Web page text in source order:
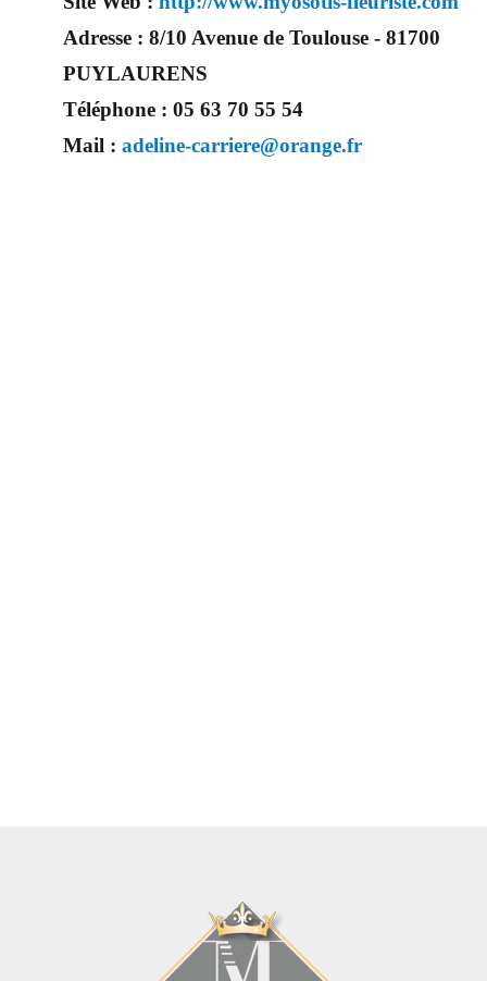
Adresse : 8/10 Avenue de Toulouse - 81700
PUYLAURENS
Téléphone : 05 63 70 55 54
Mail : adeline-carriere@orange.fr